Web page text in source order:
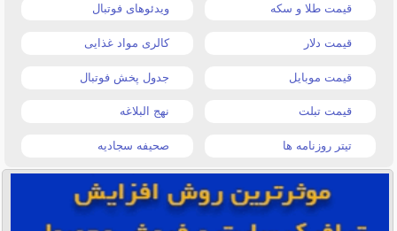
قیمت طلا و سکه ویدئوهای فوتبال
قیمت دلار کالری مواد غذایی
قیمت موبایل جدول پخش فوتبال
قیمت تبلت نهج البلاغه
تیتر روزنامه ها صحیفه سجادیه